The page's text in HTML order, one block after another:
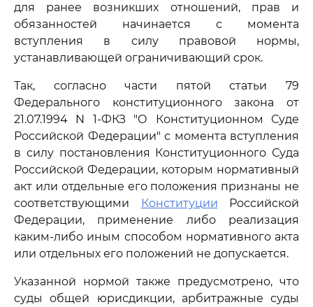
для ранее возникших отношений, прав и
обязанностей начинается с момента
вступления в силу правовой нормы,
устанавливающей ограничивающий срок.
Так, согласно части пятой статьи 79
Федерального конституционного закона от
21.07.1994 N 1-ФКЗ "О Конституционном Суде
Российской Федерации" с момента вступления
в силу постановления Конституционного Суда
Российской Федерации, которым нормативный
акт или отдельные его положения признаны не
соответствующими
Конституции Российской
Федерации, применение либо реализация
каким-либо иным способом нормативного акта
или отдельных его положений не допускается.
Указанной нормой также предусмотрено, что
суды общей юрисдикции, арбитражные суды